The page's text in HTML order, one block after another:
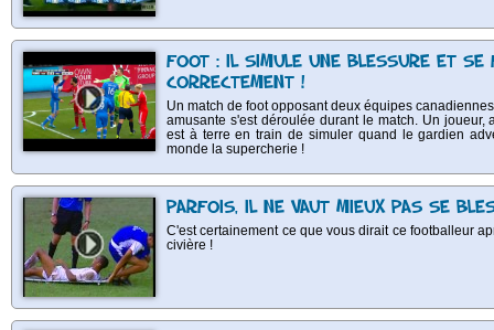
FOOT : IL SIMULE UNE BLESSURE ET SE
CORRECTEMENT !
Un match de foot opposant deux équipes
amusante s'est déroulée durant le match. Un
est à terre en train de simuler quand le gardien
monde la supercherie !
PARFOIS, IL NE VAUT MIEUX PAS SE
C'est certainement ce que vous dirait ce footballeur
civière !